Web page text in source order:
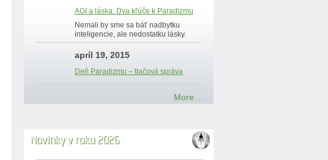
AGI a láska: Dva kľúče k Paradizmu
Nemali by sme sa báť nadbytku
inteligencie, ale nedostatku lásky.
apríl 19, 2015
Deň Paradizmu – tlačová správa
More...
Novinky v roku 2026